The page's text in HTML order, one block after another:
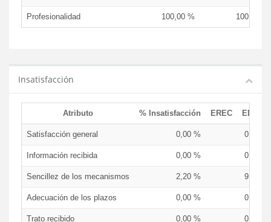
Profesionalidad 100,00 % 100,00 %
Insatisfacción
Atributo % Insatisfacción EREC EDCEN
Satisfacción general 0,00 % 0,00 %
Información recibida 0,00 % 0,00 %
Sencillez de los mecanismos 2,20 % 9,09 %
Adecuación de los plazos 0,00 % 0,00 %
Trato recibido 0,00 % 0,00 %